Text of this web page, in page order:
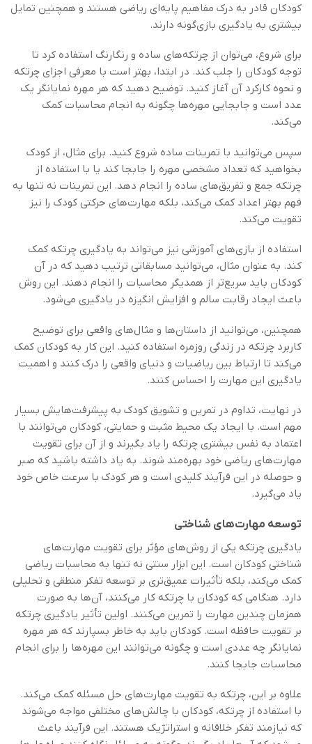
کودکان قادر به درک مفاهیم پایه‌ای ریاضی هستند و همچنین تمایل
بیشتری به یادگیری بازی‌گونه دارند.
برای شروع، می‌توان از چرتکه‌های ساده و رنگارنگ استفاده کرد تا
توجه کودکان را جلب کند. در ابتدا، بهتر است با معرفی اجزای چرتکه
و نحوه کارکرد آن آغاز کنید. توضیح دهید که هر مهره نمایانگر یک
عدد است و جابجایی مهره‌ها چگونه به انجام محاسبات کمک
می‌کند.
سپس می‌توانید با تمرینات ساده شروع کنید. برای مثال، از کودک
بخواهید که تعداد مشخصی مهره را جابجا کند یا با استفاده از
چرتکه جمع و تفریق‌های ساده را انجام دهد. این تمرینات نه تنها به
فهم بهتر اعداد کمک می‌کند، بلکه مهارت‌های حرکتی کودک را نیز
تقویت می‌کند.
استفاده از بازی‌های آموزشی نیز می‌تواند به یادگیری چرتکه کمک
کند. به عنوان مثال، می‌توانید مسابقاتی ترتیب دهید که در آن
کودکان باید سریع‌تر از همدیگر محاسبات را انجام دهند. این روش
باعث ایجاد رقابت سالم و افزایش انگیزه در یادگیری می‌شود.
همچنین، می‌توانید از داستان‌ها و مثال‌های واقعی برای توضیح
کاربرد چرتکه در زندگی روزمره استفاده کنید. این کار به کودکان کمک
می‌کند تا ارتباط بین ریاضیات و دنیای واقعی را درک کنند و اهمیت
یادگیری این مهارت را احساس کنند.
در نهایت، تداوم در تمرین و تشویق کودک به پیشرفت‌هایش بسیار
مهم است. با ایجاد یک محیط مثبت و حمایتی، کودکان می‌توانند با
اعتماد به نفس بیشتری چرتکه را یاد بگیرند و از آن برای تقویت
مهارت‌های ریاضی خود بهره‌مند شوند. به یاد داشته باشید که صبر
و حوصله در این فرآیند کلیدی است و هر کودک با سرعت خاص خود
یاد می‌گیرد.
توسعه مهارت‌های شناختی
یادگیری چرتکه یکی از روش‌های مؤثر برای تقویت مهارت‌های
شناختی کودکان است. این ابزار سنتی نه تنها به محاسبات ریاضی
کمک می‌کند، بلکه تأثیرات عمیق‌تری بر توسعه تفکر منطقی و تحلیلی
دارد. هنگامی که کودکان با چرتکه کار می‌کنند، آن‌ها به صورت
همزمان چندین مهارت را تمرین می‌کنند. اولین تأثیر یادگیری چرتکه
بر تقویت حافظه است. کودکان باید به خاطر بسپارند که هر مهره
نمایانگر چه عددی است و چگونه می‌توانند این مهره‌ها را برای انجام
محاسبات جابجا کنند.
علاوه بر این، چرتکه به تقویت مهارت‌های حل مسئله کمک می‌کند.
با استفاده از چرتکه، کودکان با چالش‌های مختلفی مواجه می‌شوند
که نیازمند تفکر خلاقانه و استراتژیک هستند. این فرآیند باعث